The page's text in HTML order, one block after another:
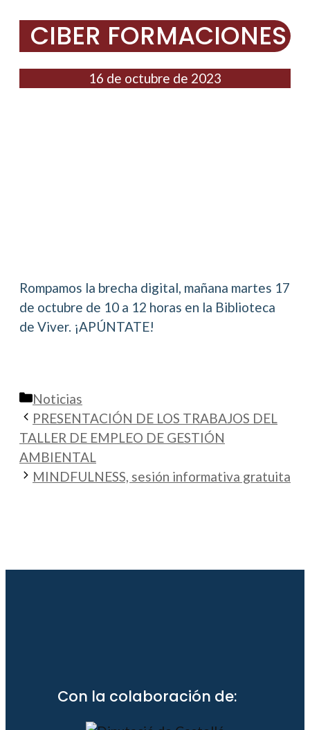
CIBER FORMACIONES
16 de octubre de 2023
Rompamos la brecha digital, mañana martes 17
de octubre de 10 a 12 horas en la Biblioteca
de Viver. ¡APÚNTATE!
Categorías
Noticias
PRESENTACIÓN DE LOS TRABAJOS DEL
TALLER DE EMPLEO DE GESTIÓN
AMBIENTAL
MINDFULNESS, sesión informativa gratuita
Con la colaboración de: